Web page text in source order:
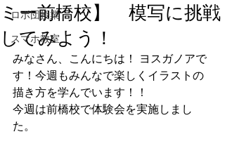
ロボ団授業
スマホ教室
ミー前橋校】 模写に挑戦
してみよう！
みなさん、こんにちは！ ヨスガノアで
す！今週もみんなで楽しくイラストの
描き方を学んでいます！！
今週は前橋校で体験会を実施しまし
た。